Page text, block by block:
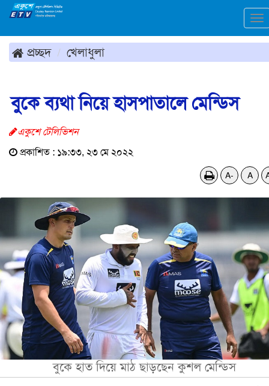
প্রচ্ছদ খেলাধুলা
বুকে ব্যথা নিয়ে হাসপাতালে মেন্ডিস
একুশে টেলিভিশন
প্রকাশিত : ১৯:৩৩, ২৩ মে ২০২২
A- A
বুকে হাত দিয়ে মাঠ ছাড়ছেন কুশল মেন্ডিস